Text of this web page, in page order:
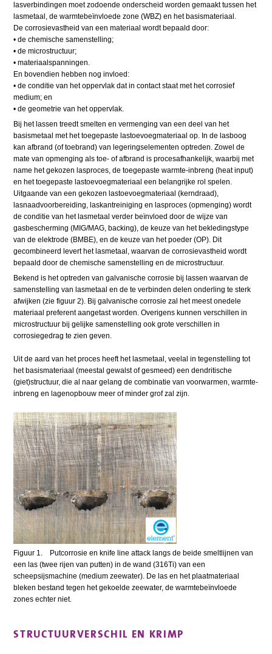
lasverbindingen moet zodoende onderscheid worden gemaakt tussen het
lasmetaal, de warmtebeïnvloede zone (WBZ) en het basismateriaal.
De corrosievastheid van een materiaal wordt bepaald door:
• de chemische samenstelling;
• de microstructuur;
• materiaalspanningen.
En bovendien hebben nog invloed:
• de conditie van het oppervlak dat in contact staat met het corrosief
medium; en
• de geometrie van het oppervlak.
Bij het lassen treedt smelten en vermenging van een deel van het
basismetaal met het toegepaste lastoevoegmateriaal op. In de lasboog
kan afbrand (of toebrand) van legeringselementen optreden. Zowel de
mate van opmenging als toe- of afbrand is procesafhankelijk, waarbij met
name het gekozen lasproces, de toegepaste warmte-inbreng (heat input)
en het toegepaste lastoevoegmateriaal een belangrijke rol spelen.
Uitgaande van een gekozen lastoevoegmateriaal (kerndraad),
lasnaadvoorbereiding, laskantreiniging en lasproces (opmenging) wordt
de conditie van het lasmetaal verder beïnvloed door de wijze van
gasbescherming (MIG/MAG, backing), de keuze van het bekledingstype
van de elektrode (BMBE), en de keuze van het poeder (OP). Dit
gecombineerd levert het lasmetaal, waarvan de corrosievastheid wordt
bepaald door de chemische samenstelling en de microstructuur.
Bekend is het optreden van galvanische corrosie bij lassen waarvan de
samenstelling van lasmetaal en de te verbinden delen onderling te sterk
afwijken (zie figuur 2). Bij galvanische corrosie zal het meest onedele
materiaal preferent aangetast worden. Overigens kunnen verschillen in
microstructuur bij gelijke samenstelling ook grote verschillen in
corrosiegedrag te zien geven.
Uit de aard van het proces heeft het lasmetaal, veelal in tegenstelling tot
het basismateriaal (meestal gewalst of gesmeed) een dendritische
(giet)structuur, die al naar gelang de combinatie van voorwarmen, warmte-
inbreng en lagenopbouw meer of minder grof zal zijn.
Figuur 1. Putcorrosie en knife line attack langs de beide smeltlijnen van
een las (twee rijen van putten) in de wand (316Ti) van een
scheepsijsmachine (medium zeewater). De las en het plaatmateriaal
bleken bestand tegen het gekoelde zeewater, de warmtebeïnvloede
zones echter niet.
STRUCTUURVERSCHIL EN KRIMP